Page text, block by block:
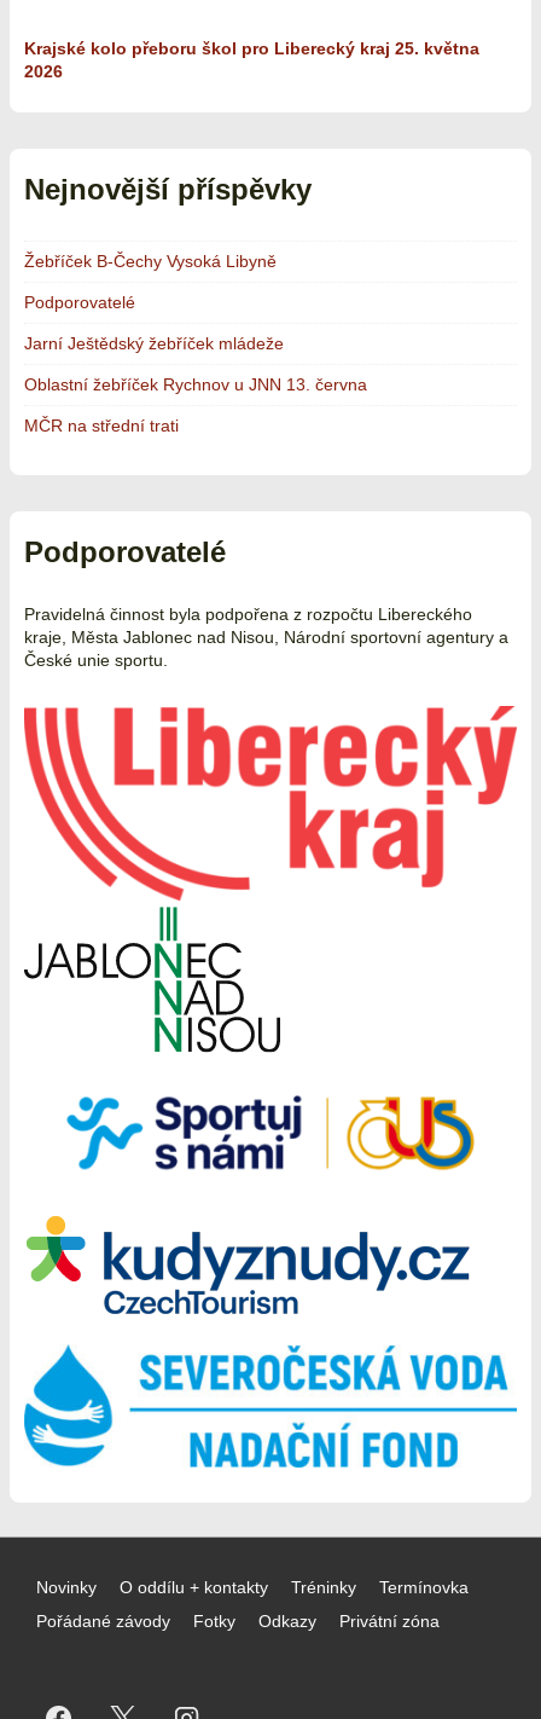
Krajské kolo přeboru škol pro Liberecký kraj 25. května
2026
Nejnovější příspěvky
Žebříček B-Čechy Vysoká Libyně
Podporovatelé
Jarní Ještědský žebříček mládeže
Oblastní žebříček Rychnov u JNN 13. června
MČR na střední trati
Podporovatelé
Pravidelná činnost byla podpořena z rozpočtu Libereckého
kraje, Města Jablonec nad Nisou, Národní sportovní agentury a
České unie sportu.
Menu
v
Novinky O oddílu + kontakty Tréninky
Termínovka
Pořádané závody
Fotky Odkazy Privátní zóna